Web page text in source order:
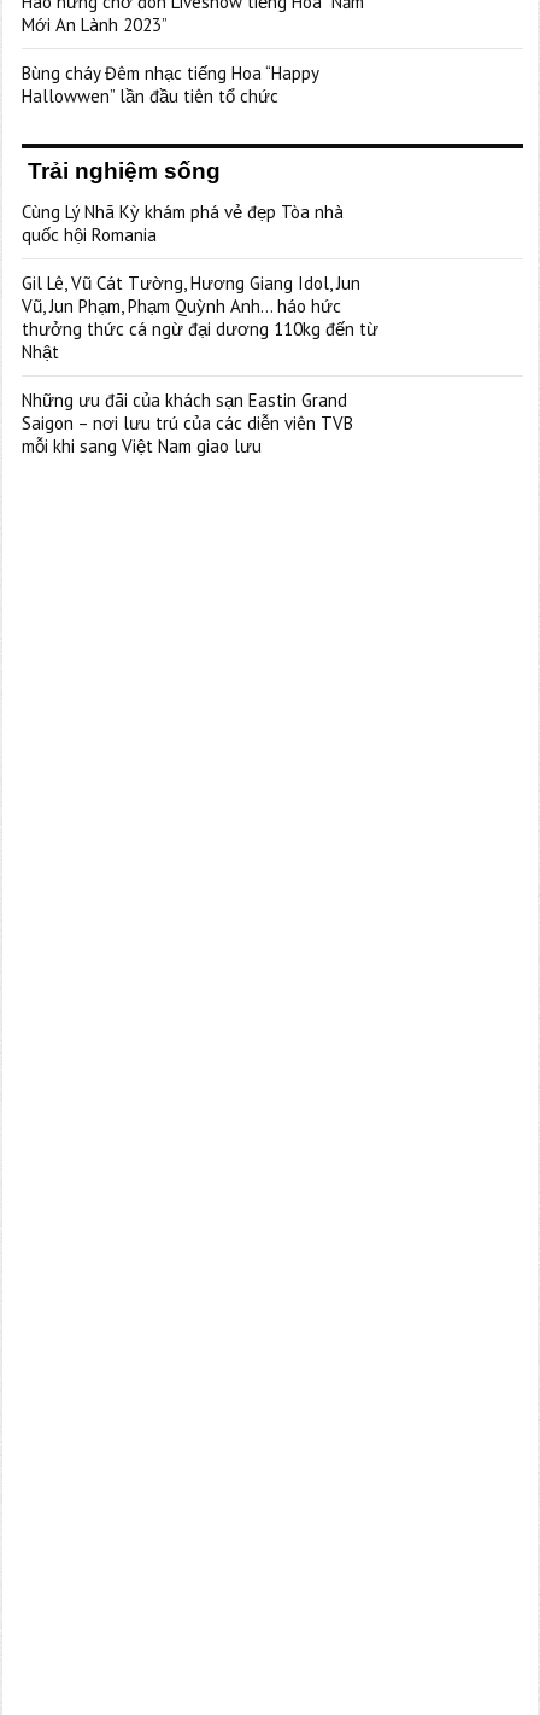
Mới An Lành 2023”
Bùng cháy Đêm nhạc tiếng Hoa “Happy
Hallowwen” lần đầu tiên tổ chức
Trải nghiệm sống
Cùng Lý Nhã Kỳ khám phá vẻ đẹp Tòa nhà
quốc hội Romania
Gil Lê, Vũ Cát Tường, Hương Giang Idol, Jun
Vũ, Jun Phạm, Phạm Quỳnh Anh… háo hức
thưởng thức cá ngừ đại dương 110kg đến từ
Nhật
Những ưu đãi của khách sạn Eastin Grand
Saigon – nơi lưu trú của các diễn viên TVB
mỗi khi sang Việt Nam giao lưu